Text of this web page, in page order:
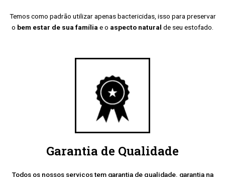
Temos como padrão utilizar apenas bactericidas, isso para preservar
o bem estar de sua família e o aspecto natural de seu estofado.
Garantia de Qualidade
Todos os nossos serviços tem garantia de qualidade. garantia na